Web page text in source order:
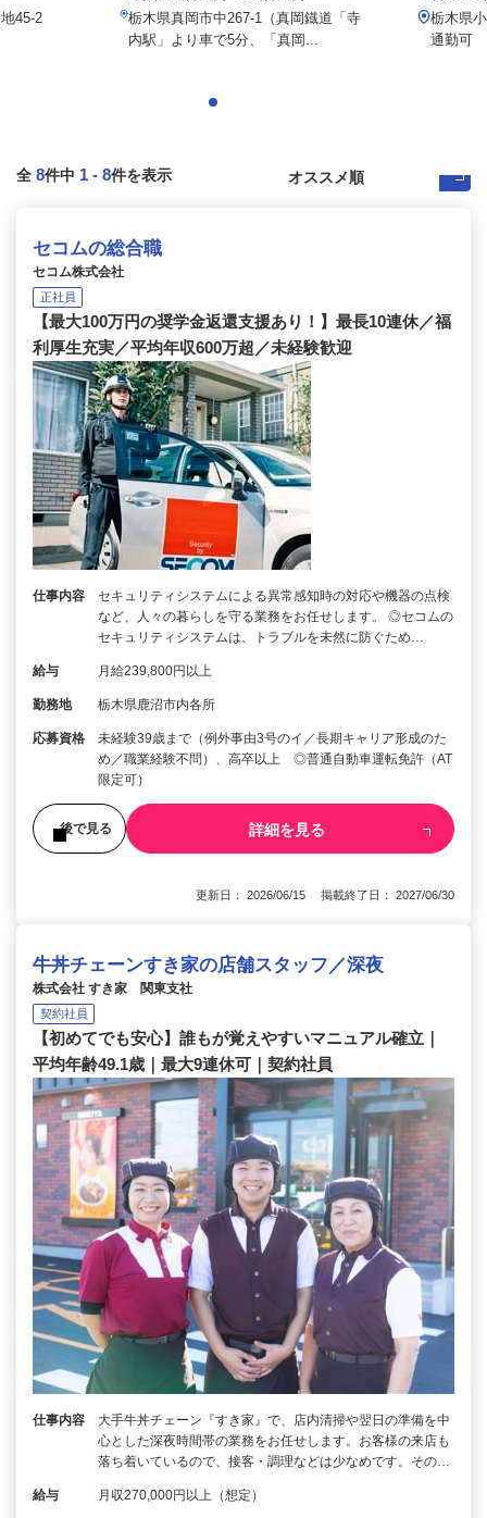
地45-2
栃木県真岡市中267-1（真岡鐡道「寺
内駅」より車で5分、「真岡...
栃木県
通勤可
全 8件中 1 - 8件を表示
セコムの総合職
セコム株式会社
正社員
【最大100万円の奨学金返還支援あり！】最長10連休／福
利厚生充実／平均年収600万超／未経験歓迎
仕事内容
セキュリティシステムによる異常感知時の対応や機器の点検
など、人々の暮らしを守る業務をお任せします。 ◎セコムの
セキュリティシステムは、トラブルを未然に防ぐため…
給与 月給239,800円以上
勤務地 栃木県鹿沼市内各所
応募資格
未経験39歳まで（例外事由3号のイ／長期キャリア形成のた
め／職業経験不問）、高卒以上 ◎普通自動車運転免許（AT
限定可）
後で見る 詳細を見る
更新日： 2026/06/15 掲載終了日： 2027/06/30
牛丼チェーンすき家の店舗スタッフ／深夜
株式会社 すき家 関東支社
契約社員
【初めてでも安心】誰もが覚えやすいマニュアル確立｜
平均年齢49.1歳｜最大9連休可｜契約社員
仕事内容
大手牛丼チェーン『すき家』で、店内清掃や翌日の準備を中
心とした深夜時間帯の業務をお任せします。お客様の来店も
落ち着いているので、接客・調理などは少なめです。その…
給与 月収270,000円以上（想定）